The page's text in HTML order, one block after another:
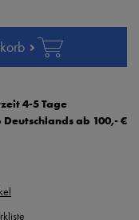
4-5 Tage
ab 100,- €